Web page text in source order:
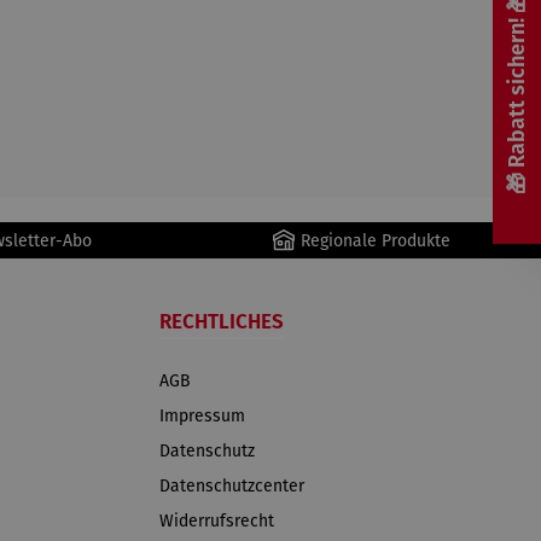
Abo Regionale Produkte
RECHTLICHES
AGB
Impressum
Datenschutz
Datenschutzcenter
Widerrufsrecht
🎁 Rabatt sichern! 🎁